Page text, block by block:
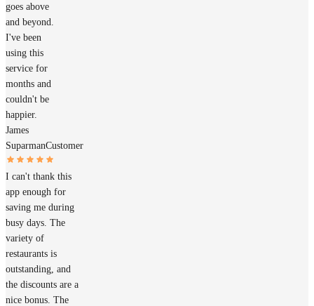
goes above
and beyond.
I've been
using this
service for
months and
couldn't be
happier.
James
SuparmanCustomer
I can't thank this
app enough for
saving me during
busy days. The
variety of
restaurants is
outstanding, and
the discounts are a
nice bonus. The